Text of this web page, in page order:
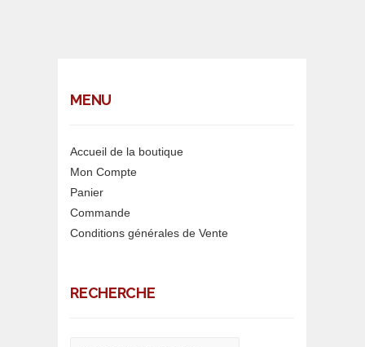
MENU
Accueil de la boutique
Mon Compte
Panier
Commande
Conditions générales de Vente
RECHERCHE